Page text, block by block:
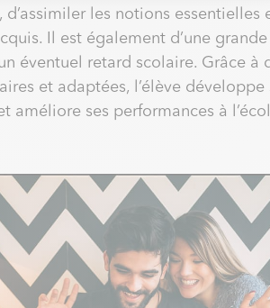
les notions essentielles
Il est également d’une
éventuel retard scolaire. Grâce à
et adaptées, l’élève développe
améliore ses performances à